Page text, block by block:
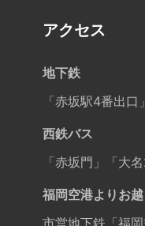
アクセス
地下鉄
「赤坂駅4番出口
西鉄バス
「赤坂門」「大
福岡空港よりお